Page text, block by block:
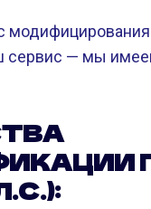
сервис — мы